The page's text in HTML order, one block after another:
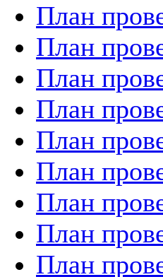
План
План
План
План
План
План
План
План
План